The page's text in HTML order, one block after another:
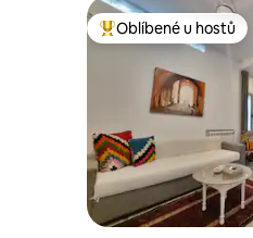
Nejlepší v kategorii
Oblíbené u hostů